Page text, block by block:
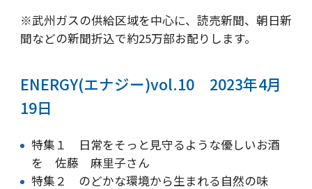
※武州ガスの供給区域を中心に、読売新聞、朝日新
聞などの新聞折込で約25万部お配りします。
ENERGY(エナジー)vol.10 2023年4月
19日
特集１
日常をそっと見守るような優しいお酒
を 佐藤 麻里子さん
特集２ のどかな環境から生まれる自然の味